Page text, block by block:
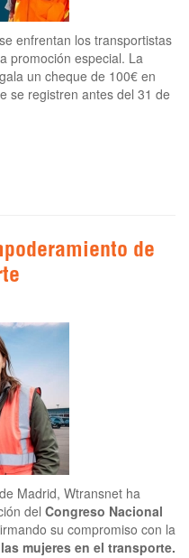
enfrentan los transportistas
promoción especial. La
un cheque de 100€ en
se registren antes del 31 de
de
Madrid, Wtransnet ha
del Congreso Nacional
su compromiso con la
mujeres en el transporte.